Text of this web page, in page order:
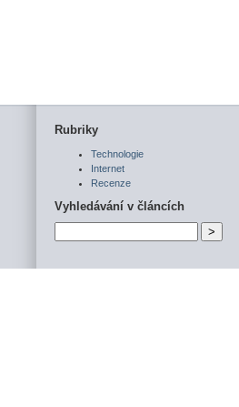
Rubriky
Technologie
Internet
Recenze
Vyhledávání v článcích